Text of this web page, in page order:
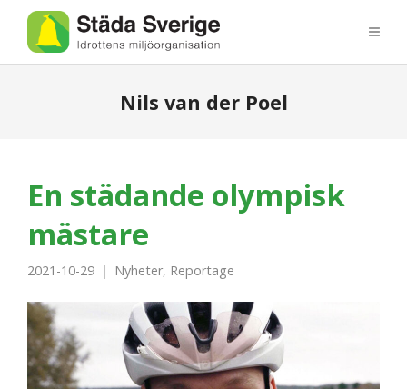
Nils van der Poel
En städande olympisk
mästare
2021-10-29 Nyheter, Reportage